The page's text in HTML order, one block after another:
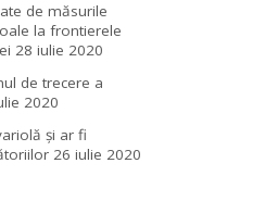
de măsurile
la frontierele
28 iulie 2020
de trecere a
2020
şi ar fi
26 iulie 2020